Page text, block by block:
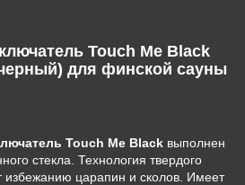
Touch Me Black
для финской сауны
Touch Me Black выполнен
стекла. Технология твердого
избежанию царапин и сколов. Имеет